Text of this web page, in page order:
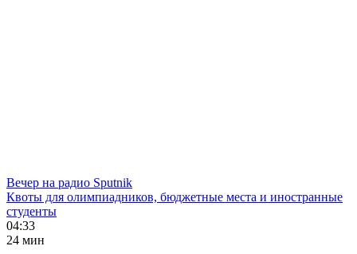
Вечер на радио Sputnik
Квоты для олимпиадников, бюджетные места и иностранные
студенты
04:33
24 мин